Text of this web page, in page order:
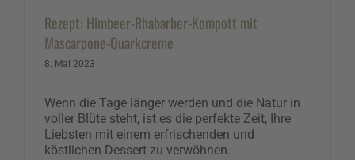
Rezept: Himbeer-Rhabarber-Kompott mit
Mascarpone-Quarkcreme
8. Mai 2023
Wenn die Tage länger werden und die Natur in
voller Blüte steht, ist es die perfekte Zeit, Ihre
Liebsten mit einem erfrischenden und
köstlichen Dessert zu verwöhnen.